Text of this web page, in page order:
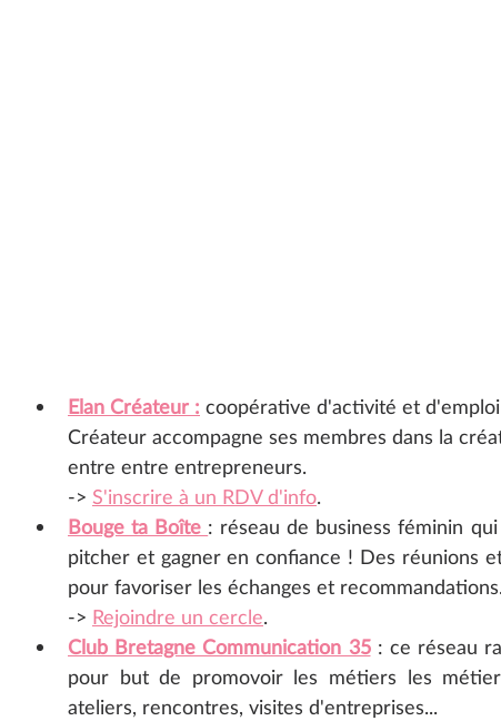
Elan Créateur : coopérative d'activité et
Créateur accompagne ses membres dans la
entre entre entrepreneurs.
-> S'inscrire à un RDV d'info.
Bouge ta Boîte : réseau de business féminin
pitcher et gagner en confiance ! Des réunions
pour favoriser les échanges et recommandations.
-> Rejoindre un cercle.
Club Bretagne Communication 35 : ce réseau
pour but de promovoir les métiers les
ateliers, rencontres, visites d'entreprises...